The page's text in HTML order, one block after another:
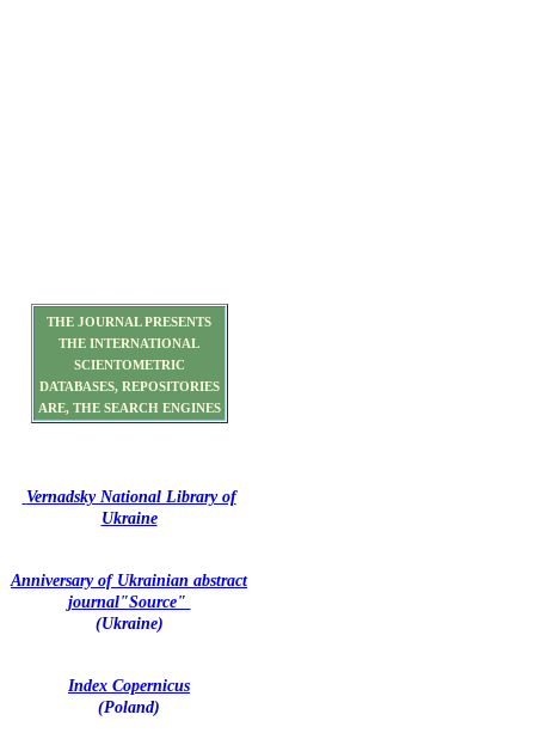
THE JOURNAL PRESENTS
THE INTERNATIONAL
SCIENTOMETRIC
DATABASES, REPOSITORIES
ARE, THE SEARCH ENGINES
Vernadsky National Library of
Ukraine
Anniversary of Ukrainian abstract
journal"Source"
(Ukraine)
Index Copernicus
(Poland)